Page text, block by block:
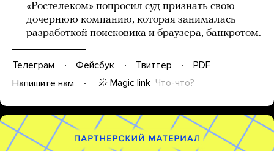
«Ростелеком» попросил суд признать свою
дочернюю компанию, которая занималась
разработкой поисковика и браузера, банкротом.
Телеграм Фейсбук Твиттер
PDF
Напишите нам
Magic link Что-что?